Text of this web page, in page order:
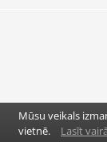
Mūsu veikals
vietnē.
Lasīt